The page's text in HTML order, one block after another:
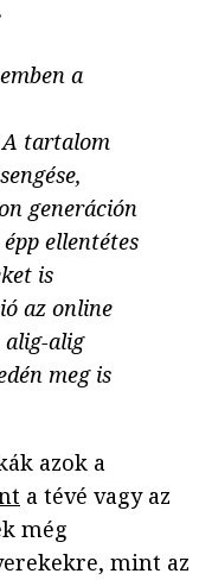
a
tartalom
generáción
ellentétes
is
az online
alig-alig
meg is
azok a
a tévé vagy az
még
mint az